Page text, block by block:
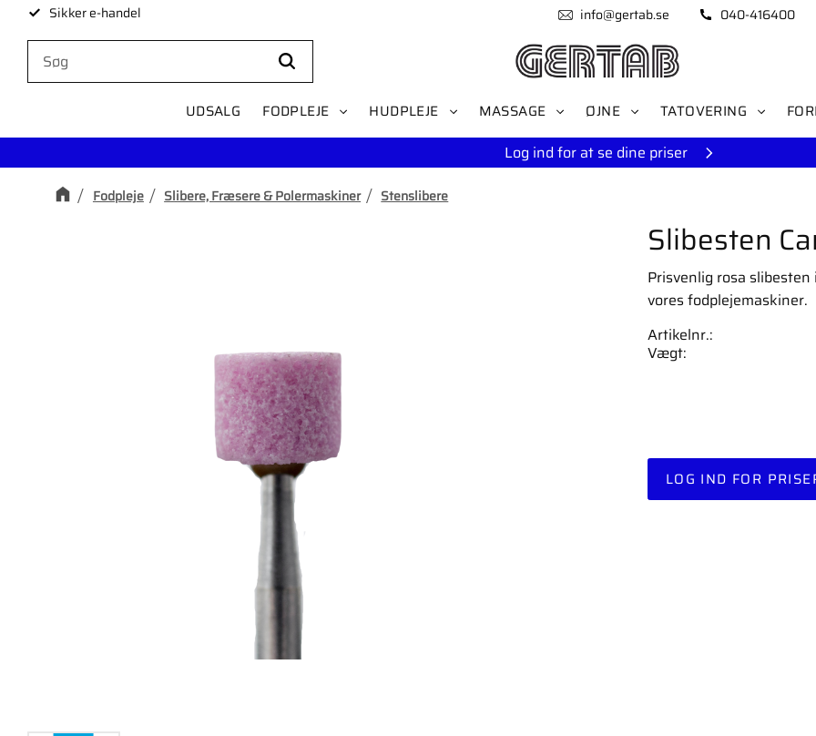
Sikker e-handel info@gertab.se 040-416400
UDSALG FODPLEJE HUDPLEJE MASSAGE ØJNE TATOVERING
Log ind for at se dine priser
Fodpleje Slibere, Fræsere & Polermaskiner Stenslibere
Slibesten
Prisvenlig rosa
vores fodplejemaskiner.
LOG IND FOR
Artikelnr.
Vægt